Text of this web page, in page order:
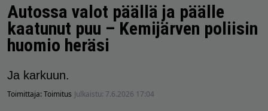
Autossa valot päällä ja päälle
kaatunut puu – Kemijärven poliisin
huomio heräsi
Ja karkuun.
Toimittaja:Toimitus Julkaistu: 7.6.2026 17:04